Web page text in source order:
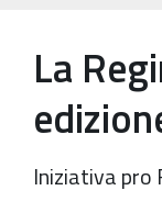
La
Iniziativa pro